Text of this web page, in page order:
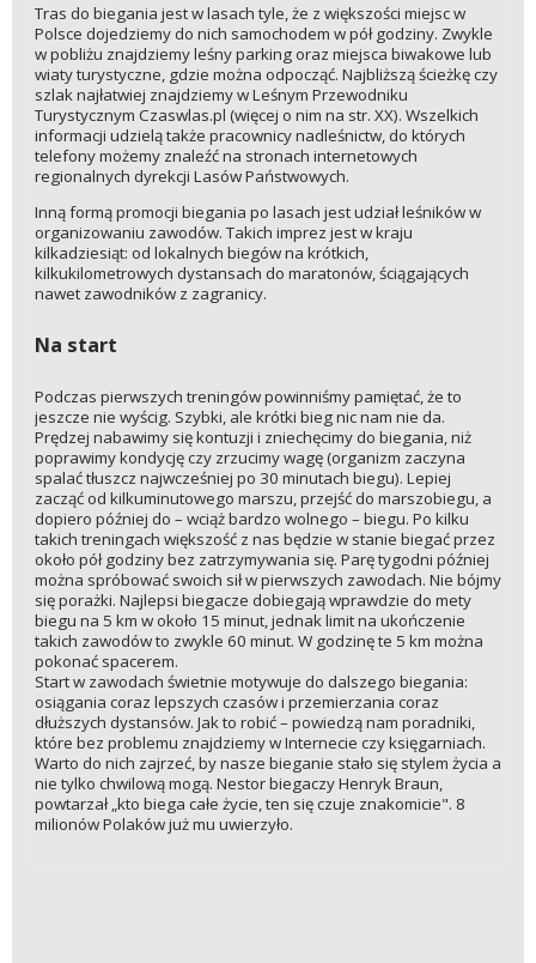
Tras do biegania jest w lasach tyle, że z większości miejsc w
Polsce dojedziemy do nich samochodem w pół godziny. Zwykle
w pobliżu znajdziemy leśny parking oraz miejsca biwakowe lub
wiaty turystyczne, gdzie można odpocząć. Najbliższą ścieżkę czy
szlak najłatwiej znajdziemy w Leśnym Przewodniku
Turystycznym Czaswlas.pl (więcej o nim na str. XX). Wszelkich
informacji udzielą także pracownicy nadleśnictw, do których
telefony możemy znaleźć na stronach internetowych
regionalnych dyrekcji Lasów Państwowych.
Inną formą promocji biegania po lasach jest udział leśników w
organizowaniu zawodów. Takich imprez jest w kraju
kilkadziesiąt: od lokalnych biegów na krótkich,
kilkukilometrowych dystansach do maratonów, ściągających
nawet zawodników z zagranicy.
Na start
Podczas pierwszych treningów powinniśmy pamiętać, że to
jeszcze nie wyścig. Szybki, ale krótki bieg nic nam nie da.
Prędzej nabawimy się kontuzji i zniechęcimy do biegania, niż
poprawimy kondycję czy zrzucimy wagę (organizm zaczyna
spalać tłuszcz najwcześniej po 30 minutach biegu). Lepiej
zacząć od kilkuminutowego marszu, przejść do marszobiegu, a
dopiero później do – wciąż bardzo wolnego – biegu. Po kilku
takich treningach większość z nas będzie w stanie biegać przez
około pół godziny bez zatrzymywania się. Parę tygodni później
można spróbować swoich sił w pierwszych zawodach. Nie bójmy
się porażki. Najlepsi biegacze dobiegają wprawdzie do mety
biegu na 5 km w około 15 minut, jednak limit na ukończenie
takich zawodów to zwykle 60 minut. W godzinę te 5 km można
pokonać spacerem.
Start w zawodach świetnie motywuje do dalszego biegania:
osiągania coraz lepszych czasów i przemierzania coraz
dłuższych dystansów. Jak to robić – powiedzą nam poradniki,
które bez problemu znajdziemy w Internecie czy księgarniach.
Warto do nich zajrzeć, by nasze bieganie stało się stylem życia a
nie tylko chwilową mogą. Nestor biegaczy Henryk Braun,
powtarzał „kto biega całe życie, ten się czuje znakomicie". 8
milionów Polaków już mu uwierzyło.